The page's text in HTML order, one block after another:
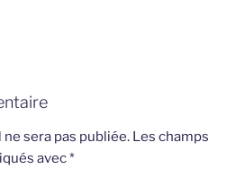
sera pas publiée. Les champs
avec*